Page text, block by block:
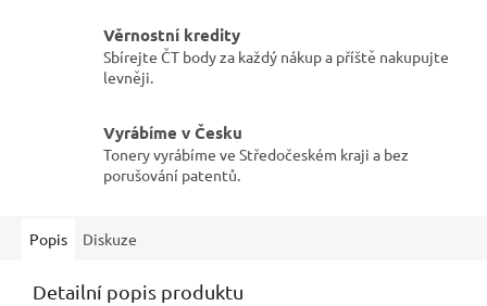
Věrnostní kredity
Sbírejte ČT body za každý nákup a příště nakupujte
levněji.
Vyrábíme v Česku
Tonery vyrábíme ve Středočeském kraji a bez
porušování patentů.
Popis Diskuze
Detailní popis produktu